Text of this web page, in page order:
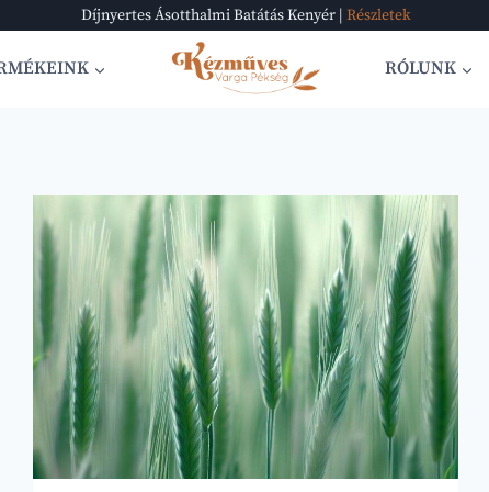
Díjnyertes Ásotthalmi Batátás Kenyér | Részletek
RÓLUNK